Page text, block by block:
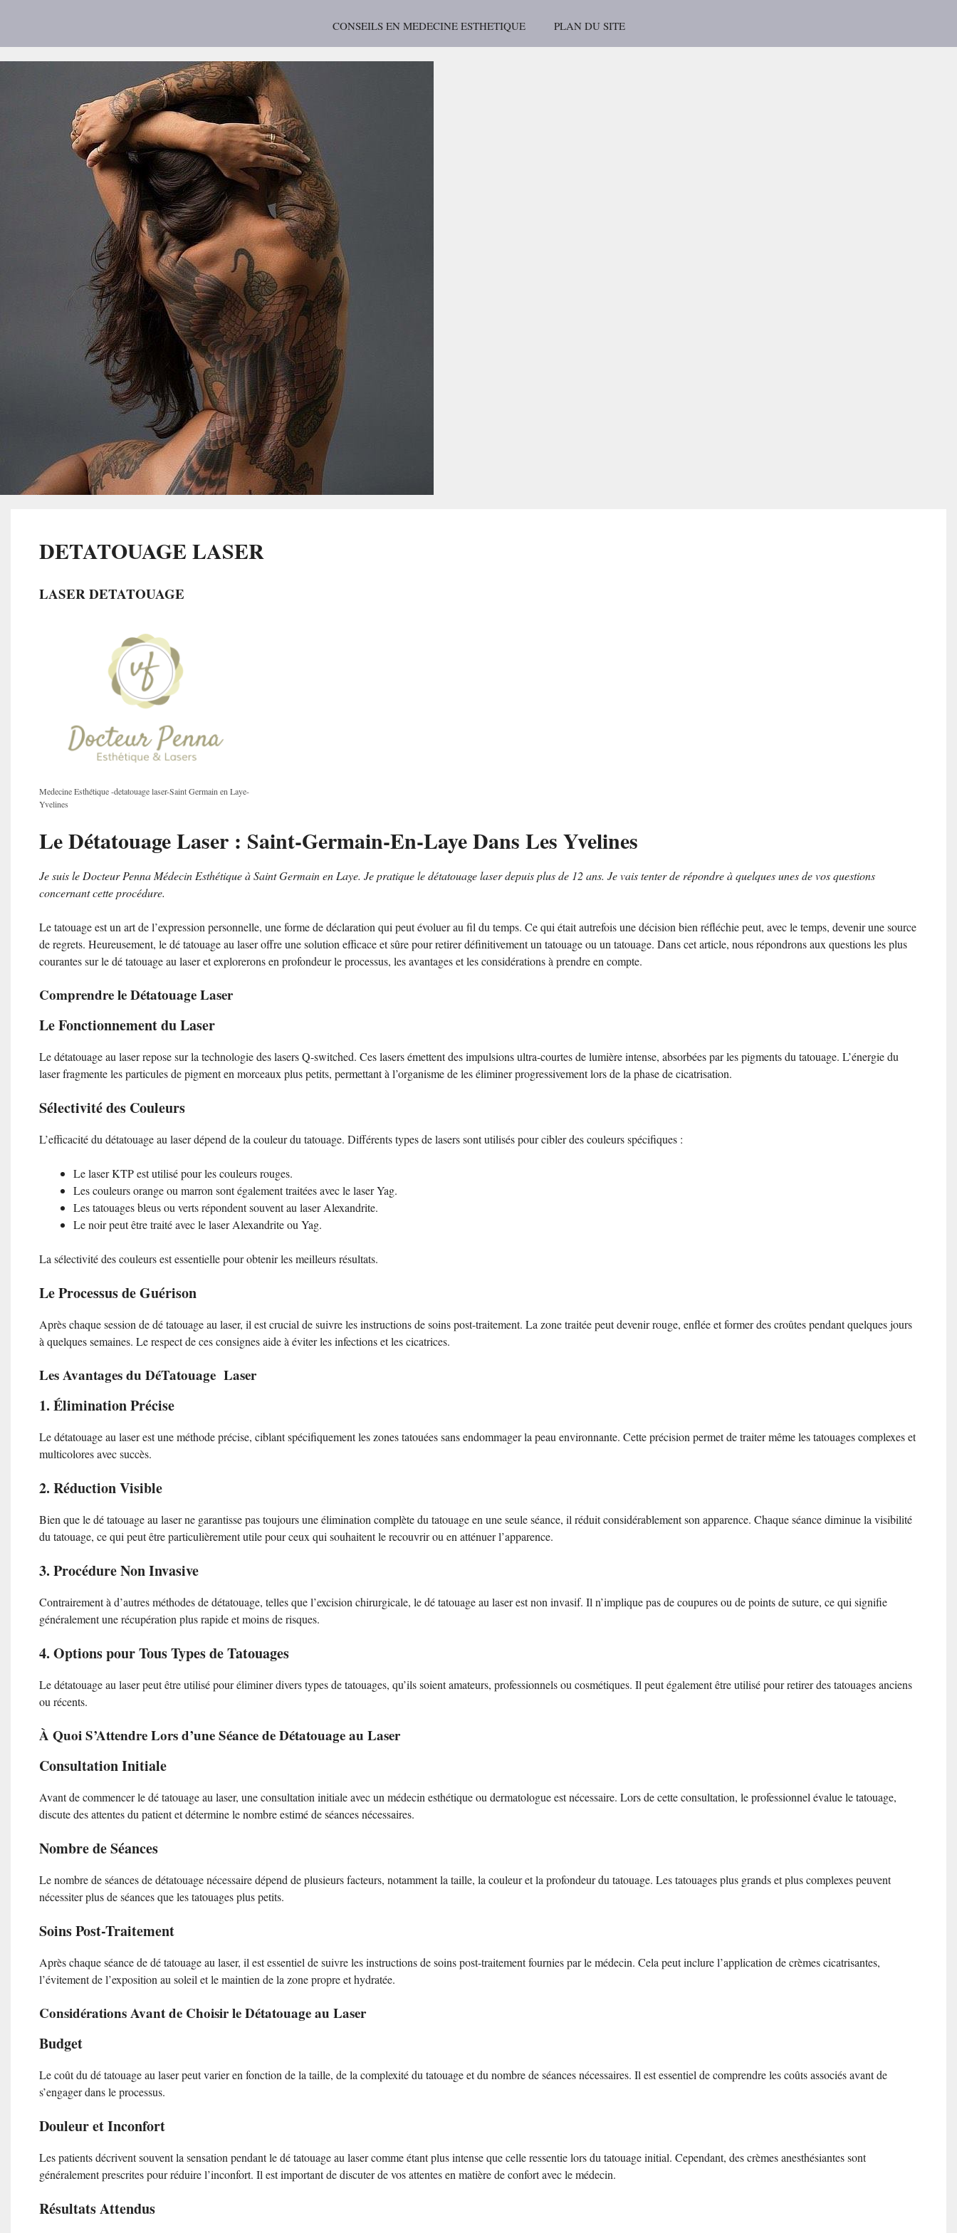
CONSEILS EN MEDECINE ESTHETIQUE PLAN DU SITE
DETATOUAGE LASER
LASER DETATOUAGE
Medecine Esthétique -detatouage laser-Saint Germain en Laye-
Yvelines
Le Détatouage Laser : Saint-Germain-En-Laye Dans Les Yvelines
Je suis le Docteur Penna Médecin Esthétique à Saint Germain en Laye. Je pratique le détatouage laser depuis plus de 12 ans. Je vais tenter de répondre à quelques unes de vos questions
concernant cette procédure.
Le tatouage est un art de l’expression personnelle, une forme de déclaration qui peut évoluer au fil du temps. Ce qui était autrefois une décision bien réfléchie peut, avec le temps, devenir une source
de regrets. Heureusement, le dé tatouage au laser offre une solution efficace et sûre pour retirer définitivement un tatouage ou un tatouage. Dans cet article, nous répondrons aux questions les plus
courantes sur le dé tatouage au laser et explorerons en profondeur le processus, les avantages et les considérations à prendre en compte.
Comprendre le Détatouage Laser
Le Fonctionnement du Laser
Le détatouage au laser repose sur la technologie des lasers Q-switched. Ces lasers émettent des impulsions ultra-courtes de lumière intense, absorbées par les pigments du tatouage. L’énergie du
laser fragmente les particules de pigment en morceaux plus petits, permettant à l’organisme de les éliminer progressivement lors de la phase de cicatrisation.
Sélectivité des Couleurs
L’efficacité du détatouage au laser dépend de la couleur du tatouage. Différents types de lasers sont utilisés pour cibler des couleurs spécifiques :
Le laser KTP est utilisé pour les couleurs rouges.
Les couleurs orange ou marron sont également traitées avec le laser Yag.
Les tatouages bleus ou verts répondent souvent au laser Alexandrite.
Le noir peut être traité avec le laser Alexandrite ou Yag.
La sélectivité des couleurs est essentielle pour obtenir les meilleurs résultats.
Le Processus de Guérison
Après chaque session de dé tatouage au laser, il est crucial de suivre les instructions de soins post-traitement. La zone traitée peut devenir rouge, enflée et former des croûtes pendant quelques jours
à quelques semaines. Le respect de ces consignes aide à éviter les infections et les cicatrices.
Les Avantages du DéTatouage Laser
1. Élimination Précise
Le détatouage au laser est une méthode précise, ciblant spécifiquement les zones tatouées sans endommager la peau environnante. Cette précision permet de traiter même les tatouages complexes et
multicolores avec succès.
2. Réduction Visible
Bien que le dé tatouage au laser ne garantisse pas toujours une élimination complète du tatouage en une seule séance, il réduit considérablement son apparence. Chaque séance diminue la visibilité
du tatouage, ce qui peut être particulièrement utile pour ceux qui souhaitent le recouvrir ou en atténuer l’apparence.
3. Procédure Non Invasive
Contrairement à d’autres méthodes de détatouage, telles que l’excision chirurgicale, le dé tatouage au laser est non invasif. Il n’implique pas de coupures ou de points de suture, ce qui signifie
généralement une récupération plus rapide et moins de risques.
4. Options pour Tous Types de Tatouages
Le détatouage au laser peut être utilisé pour éliminer divers types de tatouages, qu’ils soient amateurs, professionnels ou cosmétiques. Il peut également être utilisé pour retirer des tatouages anciens
ou récents.
À Quoi S’Attendre Lors d’une Séance de Détatouage au Laser
Consultation Initiale
Avant de commencer le dé tatouage au laser, une consultation initiale avec un médecin esthétique ou dermatologue est nécessaire. Lors de cette consultation, le professionnel évalue le tatouage,
discute des attentes du patient et détermine le nombre estimé de séances nécessaires.
Nombre de Séances
Le nombre de séances de détatouage nécessaire dépend de plusieurs facteurs, notamment la taille, la couleur et la profondeur du tatouage. Les tatouages plus grands et plus complexes peuvent
nécessiter plus de séances que les tatouages plus petits.
Soins Post-Traitement
Après chaque séance de dé tatouage au laser, il est essentiel de suivre les instructions de soins post-traitement fournies par le médecin. Cela peut inclure l’application de crèmes cicatrisantes,
l’évitement de l’exposition au soleil et le maintien de la zone propre et hydratée.
Considérations Avant de Choisir le Détatouage au Laser
Budget
Le coût du dé tatouage au laser peut varier en fonction de la taille, de la complexité du tatouage et du nombre de séances nécessaires. Il est essentiel de comprendre les coûts associés avant de
s’engager dans le processus.
Douleur et Inconfort
Les patients décrivent souvent la sensation pendant le dé tatouage au laser comme étant plus intense que celle ressentie lors du tatouage initial. Cependant, des crèmes anesthésiantes sont
généralement prescrites pour réduire l’inconfort. Il est important de discuter de vos attentes en matière de confort avec le médecin.
Résultats Attendus